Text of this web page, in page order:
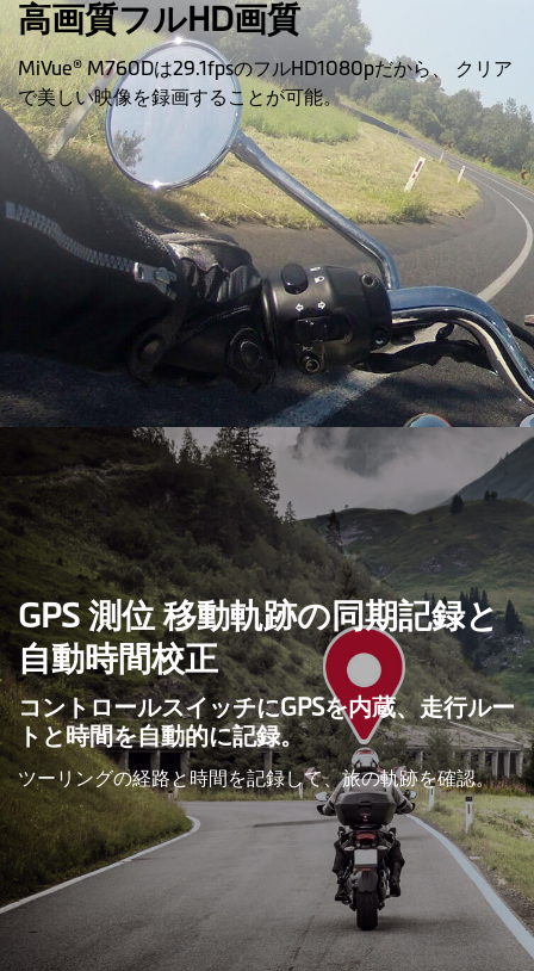
高画質フルHD画質
MiVue® M760Dは29.1fpsのフルHD1080pだから、 クリア
で美しい映像を録画することが可能。
GPS 測位 移動軌跡の同期記録と
自動時間校正
コントロールスイッチにGPSを内蔵、走行ルー
トと時間を自動的に記録。
ツーリングの経路と時間を記録して、旅の軌跡を確認。